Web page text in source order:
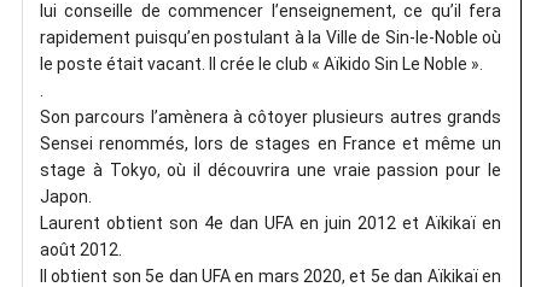
lui conseille de commencer l’enseignement, ce qu’il fera
rapidement puisqu’en postulant à la Ville de Sin-le-Noble où
le poste était vacant. Il crée le club « Aïkido Sin Le Noble ».
Son parcours l’amènera à côtoyer plusieurs autres grands
Sensei renommés, lors de stages en France et même un
stage à Tokyo, où il découvrira une vraie passion pour le
Japon.
Laurent obtient son 4e dan UFA en juin 2012 et Aïkikaï en
août 2012.
Il obtient son 5e dan UFA en mars 2020, et 5e dan Aïkikaï en